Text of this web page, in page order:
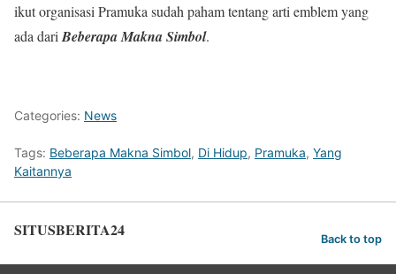
ikut organisasi Pramuka sudah paham tentang arti emblem yang
ada dari Beberapa Makna Simbol.
Categories: News
Tags: Beberapa Makna Simbol, Di Hidup, Pramuka, Yang
Kaitannya
SITUSBERITA24 Back to top